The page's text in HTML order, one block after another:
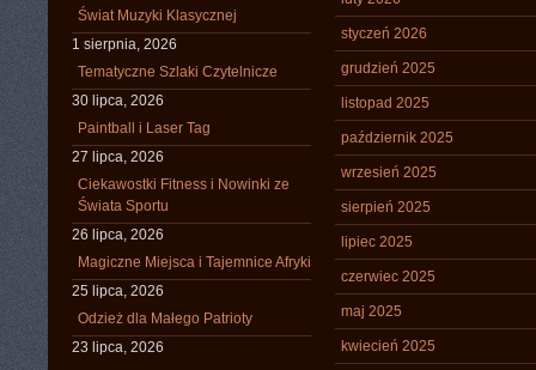
Świat Muzyki Klasycznej
1 sierpnia, 2026
Tematyczne Szlaki Czytelnicze
30 lipca, 2026
Paintball i Laser Tag
27 lipca, 2026
Ciekawostki Fitness i Nowinki ze
Świata Sportu
26 lipca, 2026
Magiczne Miejsca i Tajemnice Afryki
25 lipca, 2026
Odzież dla Małego Patrioty
23 lipca, 2026
styczeń 2026
grudzień 2025
listopad 2025
październik 2025
wrzesień 2025
sierpień 2025
lipiec 2025
czerwiec 2025
maj 2025
kwiecień 2025